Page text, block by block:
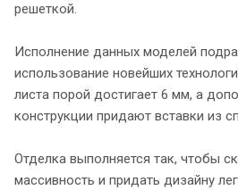
решеткой.
Исполнение данных моделей
использование новейших
листа порой достигает 6 мм, а
конструкции придают вставки из
Отделка выполняется так, чтобы
массивность и придать дизайну